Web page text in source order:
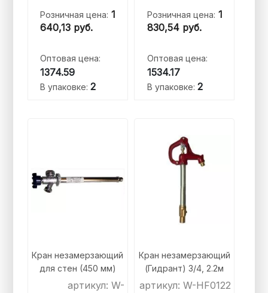
Розничная цена: 1
640,13 руб.
Оптовая цена:
1374.59
В упаковке:2
Розничная цена: 1
830,54 руб.
Оптовая цена:
1534.17
В упаковке: 2
Кран незамерзающий
для стен (450 мм)
артикул: W-
Кран незамерзающий
(Гидрант) 3/4, 2.2м
артикул: W-HF0122